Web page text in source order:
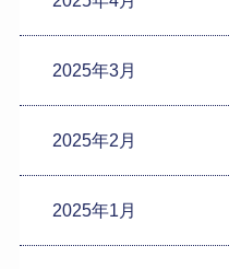
2025年3月
2025年2月
2025年1月